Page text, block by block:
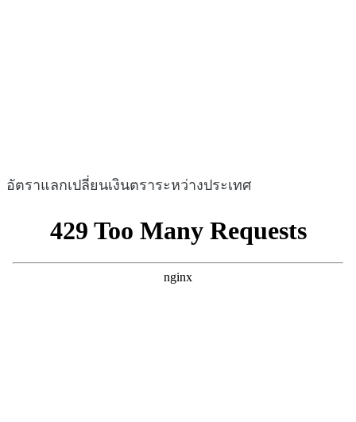
อัตราแลกเปลี่ยนเงินตราระหว่างประเทศ